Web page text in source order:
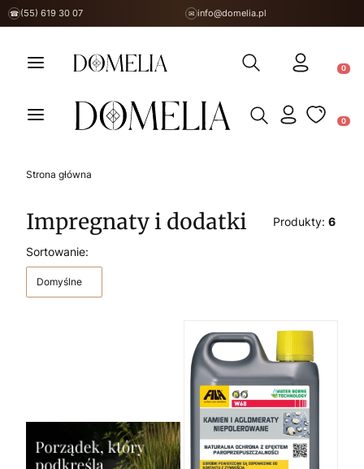
☎ (55) 619 30 07 ✉ info@domelia.pl
Otwórz wyszukiwarkę
Otwórz wyszukiwarkę
Strona główna
Impregnaty i dodatki Produkty: 6
Lista produktów
Sortowanie:
Domyślne